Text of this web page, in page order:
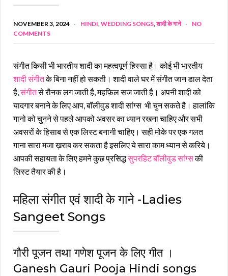
NOVEMBER 3, 2024 HINDI WEDDING SONGS शादी के गाने
NO
COMMENTS
संगीत किसी भी भारतीय शादी का महत्वपूर्ण हिस्सा है। कोई भी भारतीय
शादी संगीतके बिना नहीं हो सकती। शादी वाले घर में संगीत जान डाल देता
है,संगीतसे रौनक लग जाती है, महफ़िल सज जाती है। अपनी शादी को
यादगार बनाने के लिए आप, बॉलीवुड शादी सांग्स भी चुन सकते है। हालांकि
गानो को चुनने से पहले आपको अवसर का ध्यान रखना चाहिए और सभी
अवसरों के हिसाब से एक लिस्ट बनानी चाहिए। सही मोके पर एक गलत
गाना सारा मजा ख़राब कर सकता है इसलिए ये सारा काम ध्यान से करिये।
आपकी सहायता के लिए हमने कुछ प्रसिद्धसुपरहिट बॉलीवुड सांग्सकी
लिस्ट तैयार की है।
महिला संगीत एवं शादी के गाने -Ladies
Sangeet Songs
गौरी पूजन तथा गणेश पूजन के लिए गीत ।
Ganesh Gauri Pooja Hindi songs